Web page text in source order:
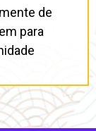
de
para